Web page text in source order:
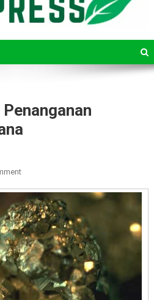
On
Soroti
Penanganan
Tambang
Bombana